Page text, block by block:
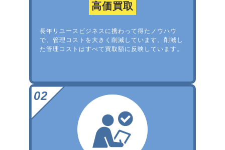
高価買取
長年リユースビジネスに携わって得たノウハウ
で、管理コストを大きく削減しています。削減し
た管理コストはすべて買取額に反映しています。